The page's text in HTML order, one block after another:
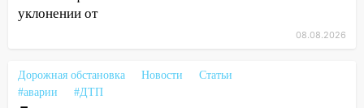
Федерации
Федерации: возбуждено уголовное дело
уклонении от
08.08.2026
Дорожная обстановка Новости
Статьи
#аварии
#ДТП